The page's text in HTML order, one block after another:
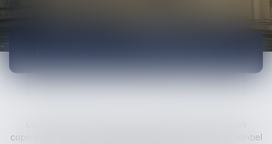
copropriétaires d'un immeuble divisé en lots. Il est essentiel